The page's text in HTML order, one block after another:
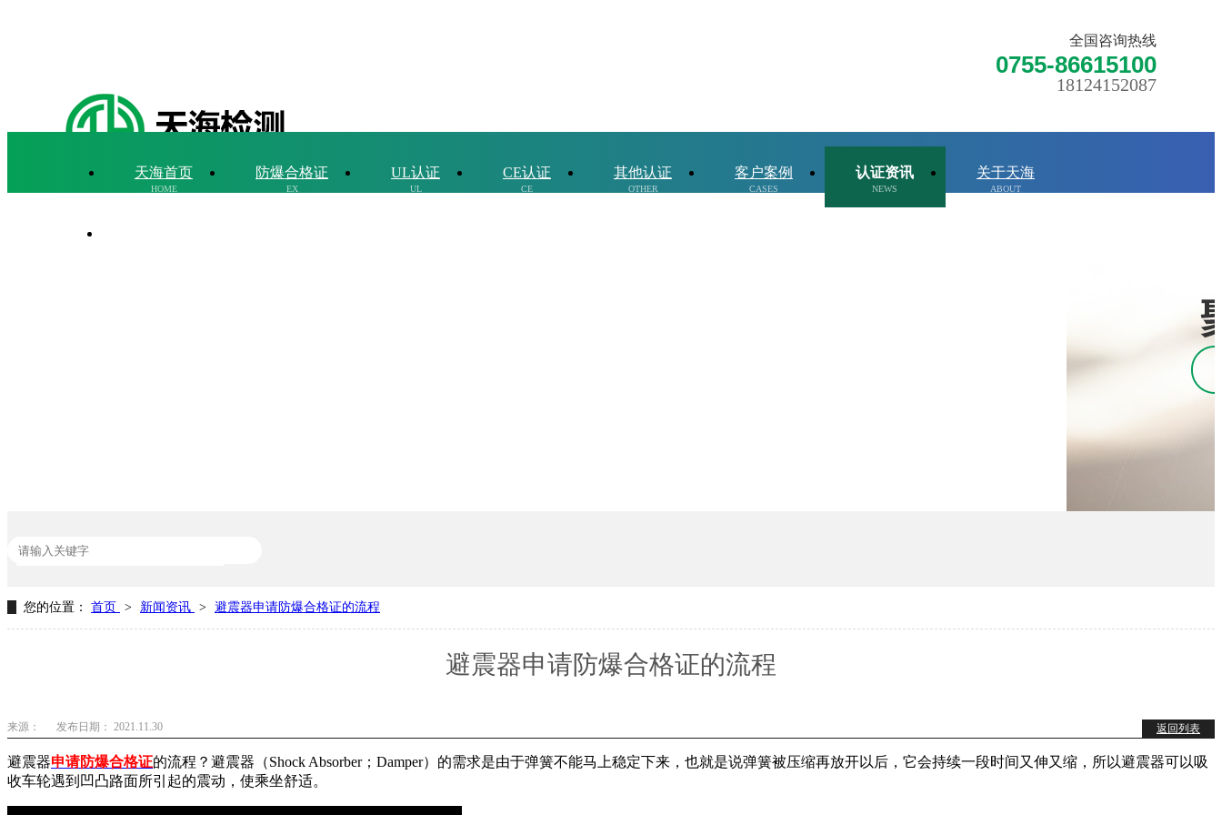
全国咨询热线
0755-86615100
18124152087
天海首页
HOME
防爆合格证
EX
UL认证
UL
CE认证
CE
其他认证
OTHER
客户案例
CASES
认证资讯
NEWS
关于天海
ABOUT
热门关键词： 产品认证机构 CE认证 深圳UL认证 产品防爆认证
您的位置： 首页 > 新闻资讯 > 避震器申请防爆合格证的流程
避震器申请防爆合格证的流程
返回列表
来源： 发布日期： 2021.11.30
避震器申请防爆合格证的流程？避震器（Shock Absorber；Damper）的需求是由于弹簧不能马上稳定下来，也就是说弹簧被压缩再放开以后，它会持续一段时间又伸又缩，所以避震器可以吸
收车轮遇到凹凸路面所引起的震动，使乘坐舒适。